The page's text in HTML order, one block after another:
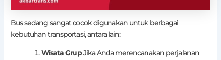
Bus sedang sangat cocok digunakan untuk berbagai
kebutuhan transportasi, antara lain:
Wisata GrupJika Anda merencanakan perjalanan